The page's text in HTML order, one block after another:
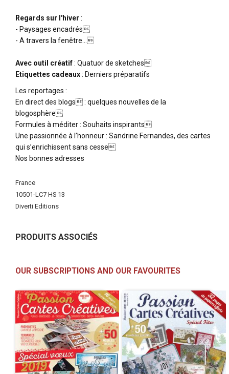
Regards sur l'hiver :
- Paysages encadrés
- A travers la fenêtre…
Avec outil créatif: Quatuor de sketches
Etiquettes cadeaux: Derniers préparatifs
Les reportages :
En direct des blogs : quelques nouvelles de la
blogosphère
Formules à méditer : Souhaits inspirants
Une passionnée à l’honneur : Sandrine Fernandes, des cartes
qui s’enrichissent sans cesse
Nos bonnes adresses
More
Information
France
10501-LC7 HS 13
Diverti Editions
PRODUITS ASSOCIÉS
OUR SUBSCRIPTIONS AND OUR FAVOURITES